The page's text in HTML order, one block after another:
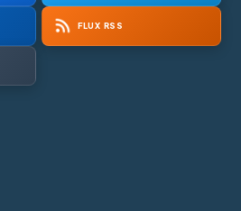
FLUX RSS